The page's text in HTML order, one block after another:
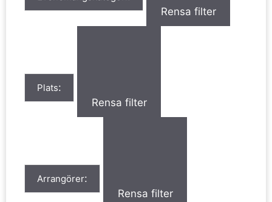
Rensa filter
Plats:
Rensa filter
Arrangörer:
Rensa filter